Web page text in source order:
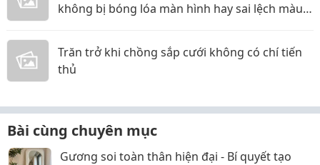
không bị bóng lóa màn hình hay sai lệch màu
Trăn trở khi chồng sắp cưới không có chí tiến
thủ
Bài cùng chuyên mục
Gương soi toàn thân hiện đại - Bí quyết tạo